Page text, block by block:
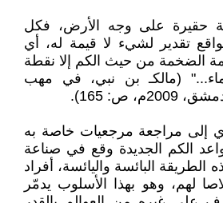
حقيرة على وجه الأرض، فكل
تقدير لشيء لا قيمة له، أي
الضخمة من حيث الكم إلا نقطة
(مالكـ بن نبي، في مهب
ص: 165).
إلى مراجعة مرجعيات خاصة به
الكم الجديدة وقع في صناعة
الطريقة البائسة واليائسة، أفراد
لهم، وهو بهذا الأسلوب يدمّر